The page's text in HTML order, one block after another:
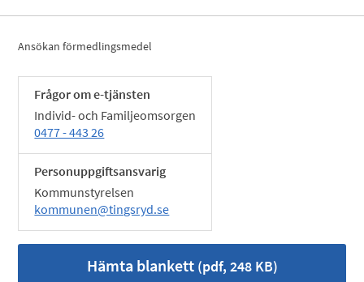
Ansökan förmedlingsmedel
Frågor om e-tjänsten
Individ- och Familjeomsorgen
0477 - 443 26
Personuppgiftsansvarig
Kommunstyrelsen
kommunen@tingsryd.se
Hämta blankett(pdf, 248 KB)